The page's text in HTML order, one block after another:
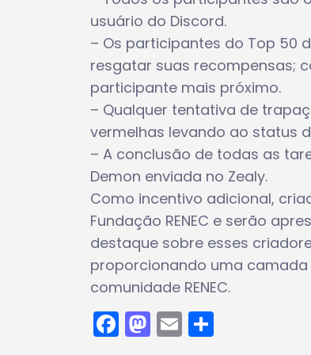
usuário do Discord.
– Os participantes do Top 50
resgatar suas recompensas;
participante mais próximo.
– Qualquer tentativa de
vermelhas levando ao status
– A conclusão de todas as
Demon enviada no Zealy.
Como incentivo adicional,
Fundação RENEC e serão
destaque sobre esses
proporcionando uma
comunidade RENEC.
Facebook
Mastodon
Email